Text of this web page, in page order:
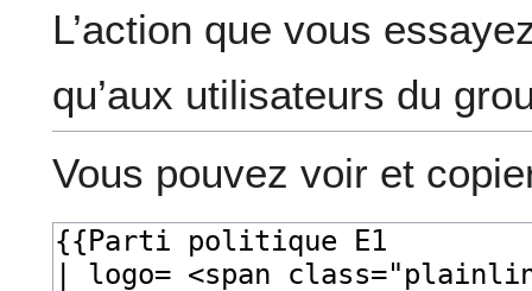
L’action que vous
qu’aux utilisateurs du
Vous pouvez voir et